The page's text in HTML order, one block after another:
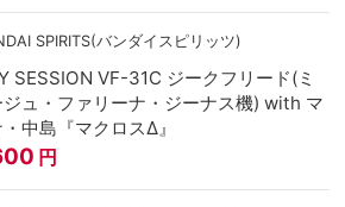
SPIRITS(バンダイスピリッツ)
SESSION VF-31C ジークフリード(ミ
ジュ・ファリーナ・ジーナス機) with マ
中島『マクロスΔ』
円